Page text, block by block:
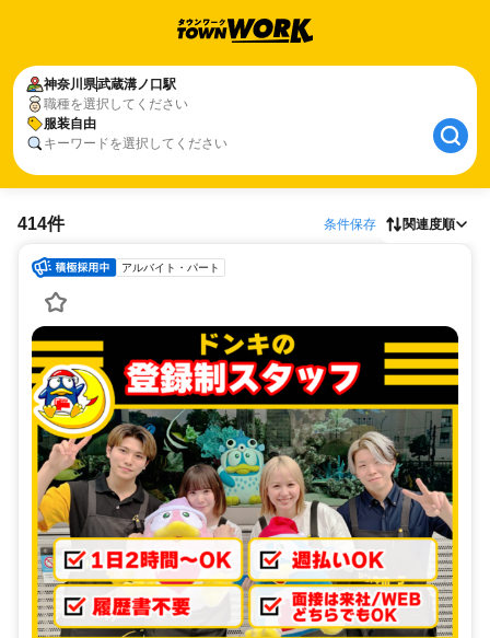
神奈川県武蔵溝ノ口駅
職種を選択してください
服装自由
キーワードを選択してください
414件 条件保存 関連度順
アルバイト・パート